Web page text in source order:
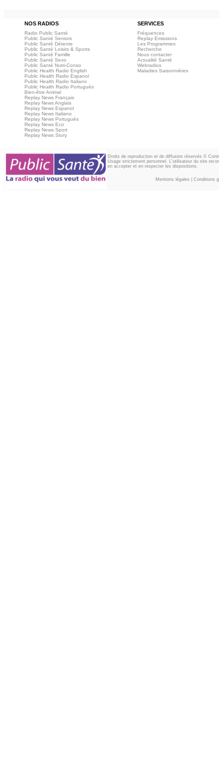
NOS RADIOS SERVICES
Radio Public Santé
Public Santé Seniors
Public Santé Détente
Public Santé Loisirs & Sports
Public Santé Famille
Public Santé Sexo
Public Santé Nutri-Conso
Public Health Radio English
Public Health Radio Espanol
Public Health Radio Italiano
Public Health Radio Portuguès
Bien-être Animal
Replay News Français
Replay News Anglais
Replay News Espanol
Replay News Italiano
Replay News Portuguès
Replay News Eco
Replay News Sport
Replay News Story
Fréquences
Replay Emissions
Les Programmes
Recherche
Nous contacter
Actualité Santé
Webradios
Maladies Saisonnières
Droits de reproduction et de diffusion réservés ©
Usage strictement personnel. L'utilisateur du site
en accepter et en respecter les dispositions.
Mentions légales Conditions